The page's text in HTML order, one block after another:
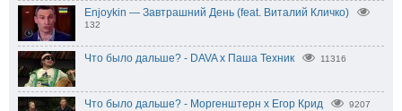
Enjoykin — Завтрашний День (feat. Виталий Кличко)
132
Что было дальше? - DAVA х Паша Техник 11316
Что было дальше? - Моргенштерн x Егор Крид 9207